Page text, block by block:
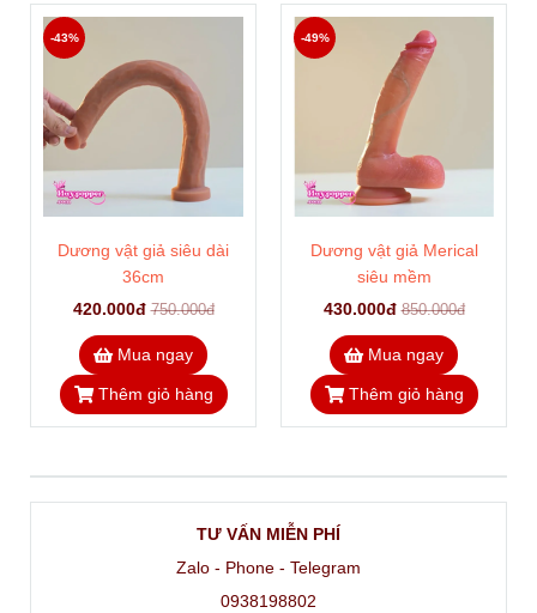
Dương vật giả siêu dài
36cm
420.000đ 750.000đ
-43%
Mua ngay
Thêm giỏ hàng
Dương vật giả Merical
siêu mềm
430.000đ 850.000đ
-49%
Mua ngay
Thêm giỏ hàng
TƯ VẤN MIỄN PHÍ
Zalo - Phone - Telegram
0938198802